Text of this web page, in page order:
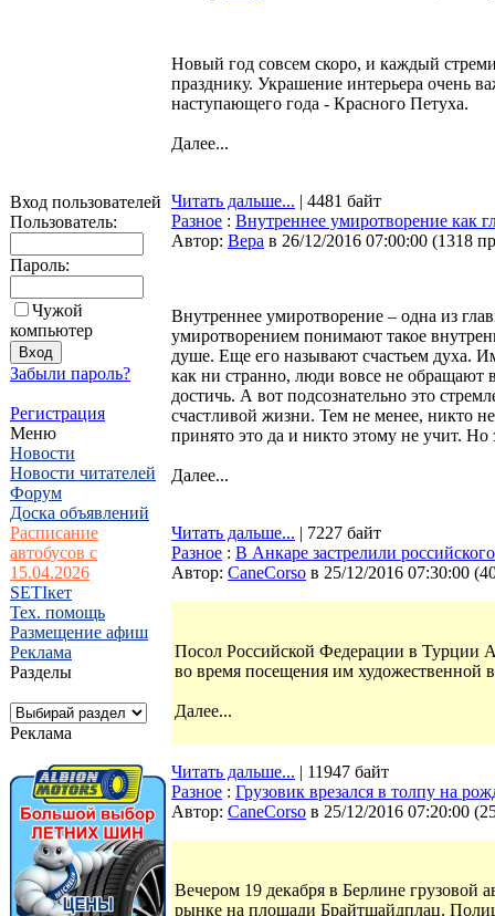
Вход пользователей
Пользователь:
Пароль:
Чужой
компьютер
Забыли пароль?
Регистрация
Меню
Новости
Новости читателей
Форум
Доска объявлений
Расписание
автобусов с
15.04.2026
SETIкет
Тех. помощь
Размещение афиш
Реклама
Разделы
Реклама
Новый год совсем скоро, и каждый
празднику. Украшение интерьера очень
наступающего года - Красного Петуха.
Далее...
Читать дальше... | 4481 байт
Разное : Внутреннее умиротворение как
Автор: Bepa в 26/12/2016 07:00:00 (1318
Внутреннее умиротворение – одна из
умиротворением понимают такое
душе. Еще его называют счастьем духа.
как ни странно, люди вовсе не обращают
достичь. А вот подсознательно это
счастливой жизни. Тем не менее, никто
принято это да и никто этому не учит. Но
Далее...
Читать дальше... | 7227 байт
Разное : В Анкаре застрелили
Автор: CaneCorso в 25/12/2016 07:30:00 (
Посол Российской Федерации в Турции
во время посещения им художественной
Далее...
Читать дальше... | 11947 байт
Разное : Грузовик врезался в толпу на
Автор: CaneCorso в 25/12/2016 07:20:00 (
Вечером 19 декабря в Берлине грузовой
рынке на площади Брайтшайдплац.